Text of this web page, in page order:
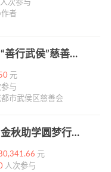
人次参与
者
慈善募捐 | “善行武侯”慈善一日捐 | 帮帮公益
元
参与
市武侯区慈善会
慈善募捐 | 金秋助学圆梦行动 | 帮帮公益
元
人次参与